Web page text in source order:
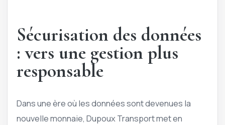
Sécurisation des données
: vers une gestion plus
responsable
Dans une ère où les données sont devenues la
nouvelle monnaie, Dupoux Transport met en